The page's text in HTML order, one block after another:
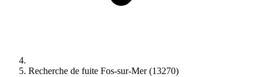
Recherche de fuite Fos-sur-Mer (13270)